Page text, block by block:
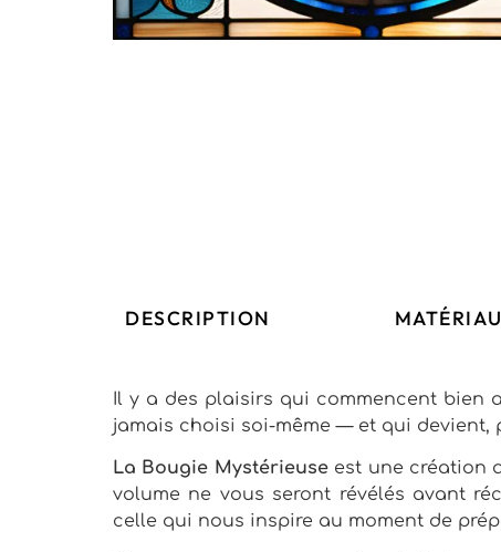
DESCRIPTION
Il y a des plaisirs qui commencent bien
jamais choisi soi-même — et qui devient,
La Bougie Mystérieuseest une création
volume ne vous seront révélés avant
celle qui nous inspire au moment de